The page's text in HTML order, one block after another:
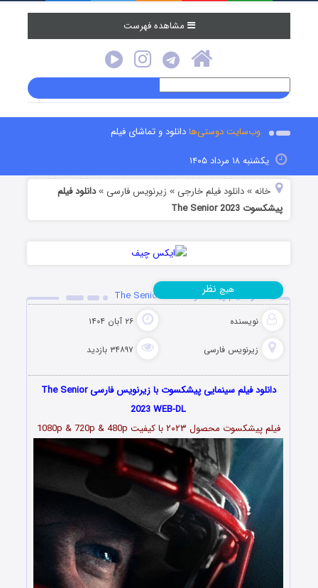
مشاهده فهرست
وب‌سایت دوستی‌هادانلود و تماشای فیلم
یکشنبه ۱۸ مرداد ۱۴۰۵
خانه »دانلود فیلم خارجی » زیرنویس فارسی »دانلود فیلم
پیشکسوت The Senior 2023
دانلود فیلم پیشکسوت The Senior 2023
نویسنده ۲۶ آبان ۱۴۰۴
زیرنویس فارسی ۳۴۸۹۷ بازدید
هیچ نظر
دانلود فیلم سینمایی پیشکسوت با زیرنویس فارسی The Senior
2023 WEB-DL
فیلم پیشکسوت محصول ۲۰۲۳ با کیفیت 1080p & 720p & 480p